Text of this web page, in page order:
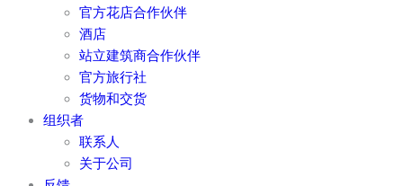
官方花店合作伙伴
酒店
站立建筑商合作伙伴
官方旅行社
货物和交货
组织者
联系人
关于公司